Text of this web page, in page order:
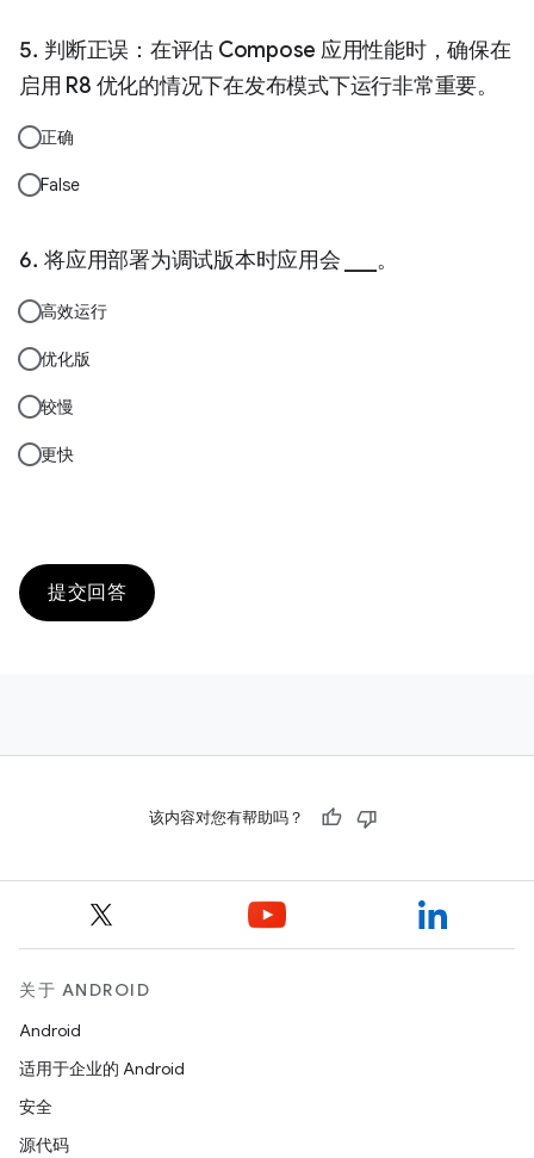
判断正误：在评估 Compose 应用性能时，确保在
启用 R8 优化的情况下在发布模式下运行非常重要。
正确
False
将应用部署为调试版本时应用会 ___。
高效运行
优化版
较慢
更快
提交回答
该内容对您有帮助吗？
关于 ANDROID
Android
适用于企业的 Android
安全
源代码